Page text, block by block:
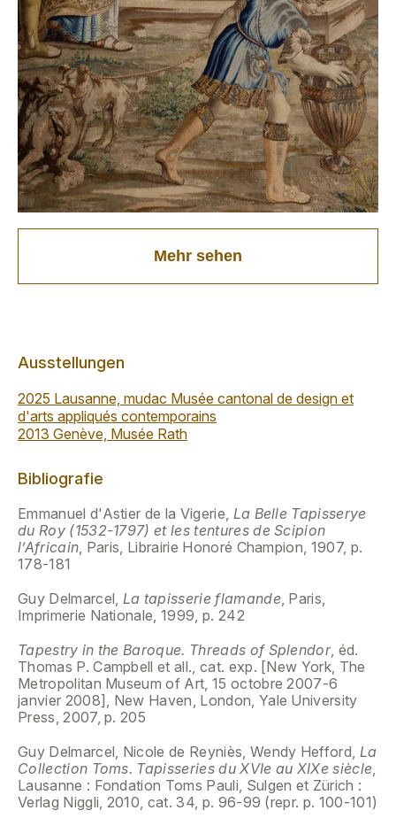
Mehr sehen
Ausstellungen
2025 Lausanne, mudac Musée cantonal de design et
d'arts appliqués contemporains
2013 Genève, Musée Rath
Bibliografie
Emmanuel d'Astier de la Vigerie, La Belle Tapisserye
du Roy (1532-1797) et les tentures de Scipion
l’Africain , Paris, Librairie Honoré Champion, 1907, p.
178-181
Guy Delmarcel, La tapisserie flamande, Paris,
Imprimerie Nationale, 1999, p. 242
Tapestry in the Baroque. Threads of Splendor, éd.
Thomas P. Campbell et all., cat. exp. [New York, The
Metropolitan Museum of Art, 15 octobre 2007-6
janvier 2008], New Haven, London, Yale University
Press, 2007, p. 205
Guy Delmarcel, Nicole de Reyniès, Wendy Hefford, La
Collection Toms. Tapisseries du XVIe au XIXe siècle
Lausanne : Fondation Toms Pauli, Sulgen et Zürich :
Verlag Niggli, 2010, cat. 34, p. 96-99 (repr. p. 100-101)